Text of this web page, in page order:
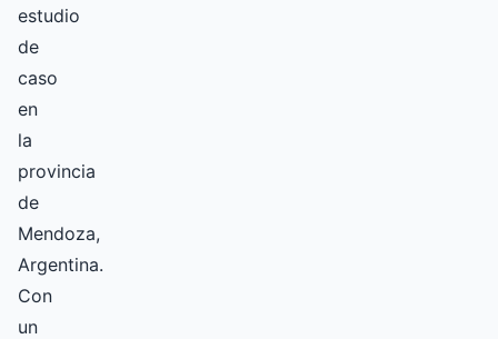
estudio
de
caso
en
la
provincia
de
Mendoza,
Argentina.
Con
un